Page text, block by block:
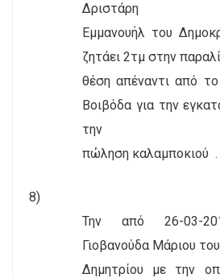
Δριστάρη
Εμμανουήλ του
ζητάει 2τμ στην
θέση απέναντι από
Βοιβόδα για την
την
πώληση καλαμποκιού .
8)
Την από 26-03-
Γιοβανούδα Μάριου του
Δημητρίου με την